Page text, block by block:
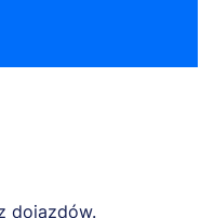
dojazdów.